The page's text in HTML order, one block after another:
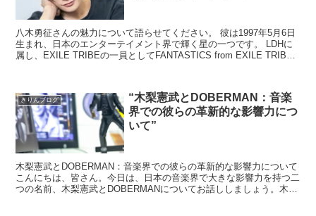
八木勇征さんの魅力について語らせてください。 彼は1997年5月6日
生まれ、日本のエンターテイメント界で輝く星の一つです。 LDHに
属し、EXILE TRIBEの一員としてFANTASTICS from EXILE TRIBE
きりんブログ
“木梨憲武とDOBERMAN：音楽
界での彼らの革新的な影響力につ
いて”
木梨憲武とDOBERMAN：音楽界での彼らの革新的な影響力について
こんにちは、皆さん。今日は、日本の音楽界で大きな影響力を持つ二
つの名前、木梨憲武とDOBERMANについてお話ししましょう。木梨